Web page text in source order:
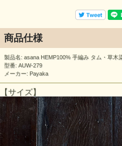
商品仕様
製品名: asana HEMP100% 手編み タム・草木
型番: AUW-279
メーカー: Payaka
【サイズ】